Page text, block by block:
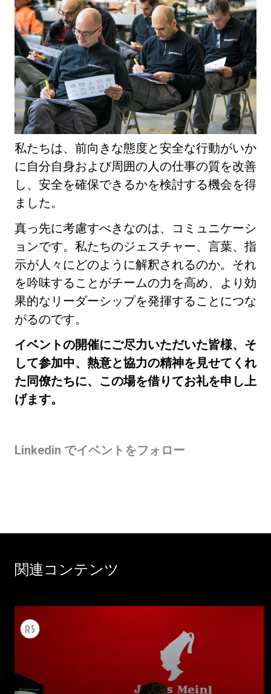
私たちは、前向きな態度と安全な行動がいか
に自分自身および周囲の人の仕事の質を改善
し、安全を確保できるかを検討する機会を得
ました。
真っ先に考慮すべきなのは、コミュニケーシ
ョンです。私たちのジェスチャー、言葉、指
示が人々にどのように解釈されるのか。それ
を吟味することがチームの力を高め、より効
果的なリーダーシップを発揮することにつな
がるのです。
イベントの開催にご尽力いただいた皆様、そ
して参加中、熱意と協力の精神を見せてくれ
た同僚たちに、この場を借りてお礼を申し上
げます。
Linkedin でイベントをフォロー
関連コンテンツ